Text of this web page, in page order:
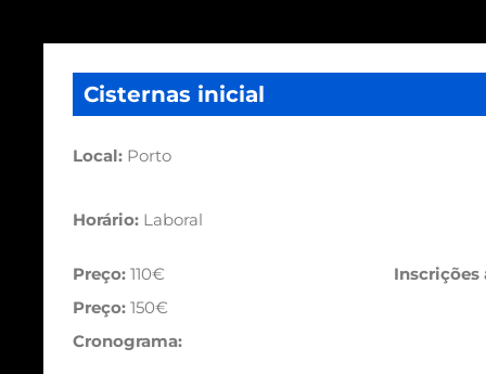
Cisternas inicial
Local: Porto
Horário: Laboral
Preço:110€
Preço:150€
Cronograma: